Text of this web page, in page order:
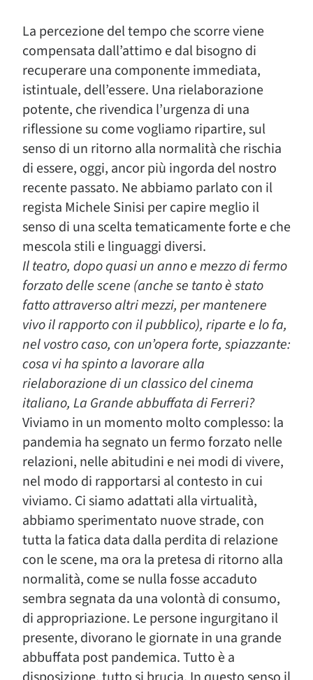
La percezione del tempo che scorre viene
compensata dall’attimo e dal bisogno di
recuperare una componente immediata,
istintuale, dell’essere. Una rielaborazione
potente, che rivendica l’urgenza di una
riflessione su come vogliamo ripartire, sul
senso di un ritorno alla normalità che rischia
di essere, oggi, ancor più ingorda del nostro
recente passato. Ne abbiamo parlato con il
regista Michele Sinisi per capire meglio il
senso di una scelta tematicamente forte e che
mescola stili e linguaggi diversi.
Il teatro, dopo quasi un anno e mezzo di fermo
forzato delle scene (anche se tanto è stato
fatto attraverso altri mezzi, per mantenere
vivo il rapporto con il pubblico), riparte e lo fa,
nel vostro caso, con un’opera forte, spiazzante:
cosa vi ha spinto a lavorare alla
rielaborazione di un classico del cinema
italiano, La Grande abbuffata di Ferreri?
Viviamo in un momento molto complesso: la
pandemia ha segnato un fermo forzato nelle
relazioni, nelle abitudini e nei modi di vivere,
nel modo di rapportarsi al contesto in cui
viviamo. Ci siamo adattati alla virtualità,
abbiamo sperimentato nuove strade, con
tutta la fatica data dalla perdita di relazione
con le scene, ma ora la pretesa di ritorno alla
normalità, come se nulla fosse accaduto
sembra segnata da una volontà di consumo,
di appropriazione. Le persone ingurgitano il
presente, divorano le giornate in una grande
abbuffata post pandemica. Tutto è a